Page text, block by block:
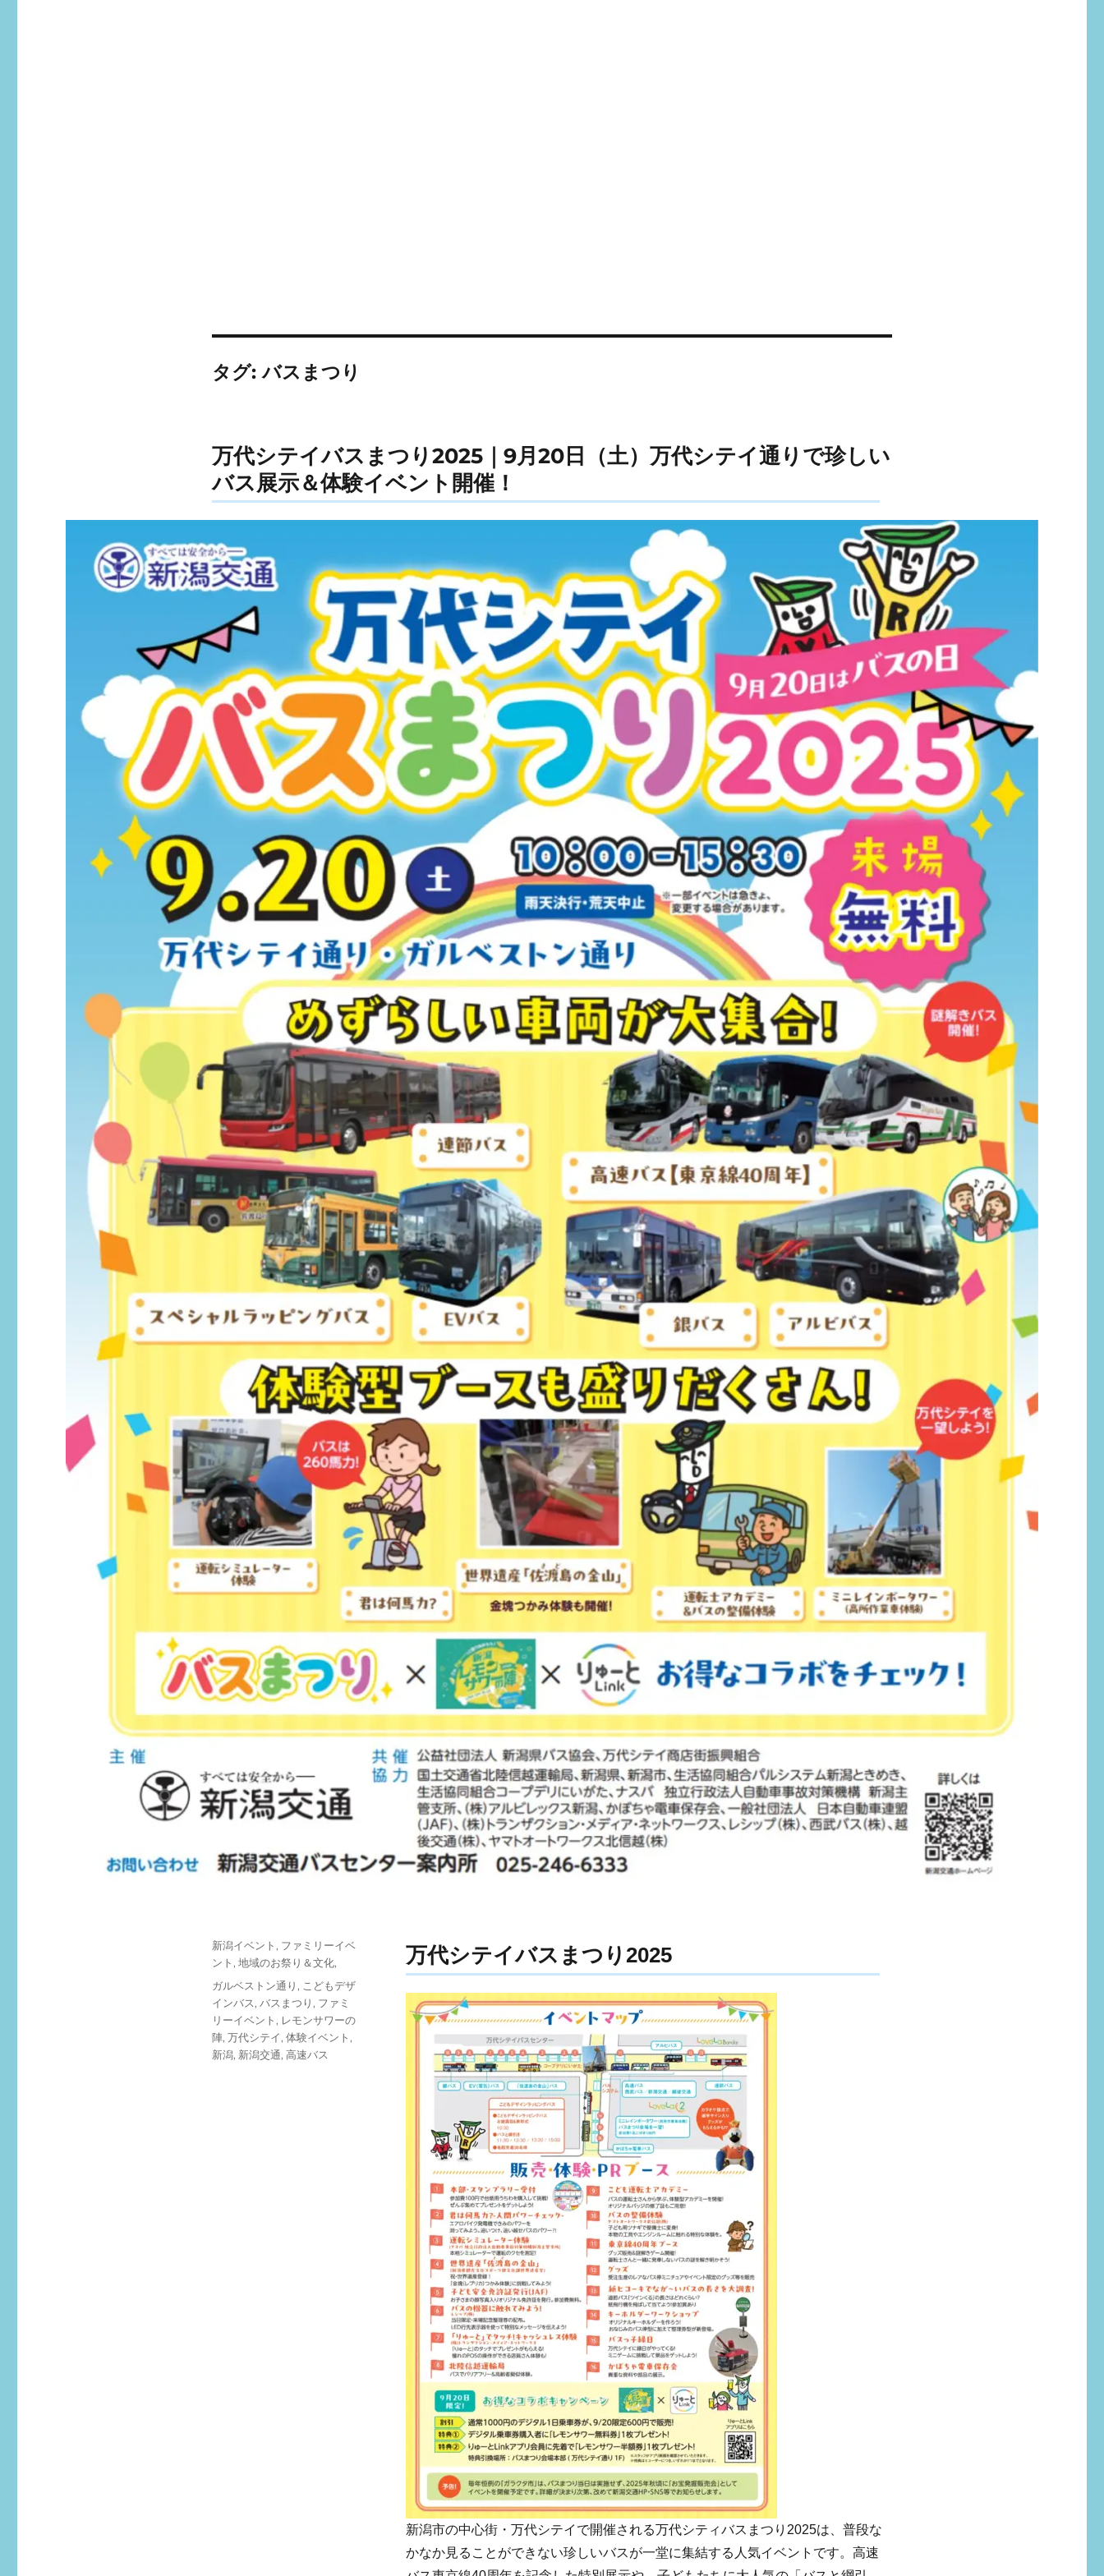
タグ:バスまつり
万代シテイバスまつり2025｜9月20日（土）万代シテイ通りで珍しい
バス展示＆体験イベント開催！
万代シテイバスまつり2025
新潟市の中心街・万代シテイで開催される万代シティバスまつり2025は、普段な
かなか見ることができない珍しいバスが一堂に集結する人気イベントです。高速
投
カ
テ
ゴ
リ
ー
新潟イベント , ファミリーイベ
ント , 地域のお祭り＆文化,
タ
グ
ガルベストン通り , こどもデザ
インバス, バスまつり , ファミ
リーイベント , レモンサワーの
陣, 万代シテイ, 体験イベント ,
新潟, 新潟交通, 高速バス